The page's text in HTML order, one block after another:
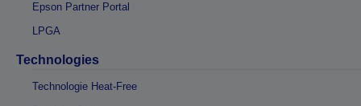
Epson Partner Portal
LPGA
Technologies
Technologie Heat-Free